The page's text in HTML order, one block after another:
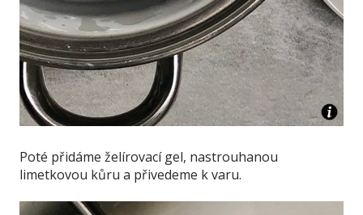
Poté přidáme želírovací gel, nastrouhanou
limetkovou kůru a přivedeme k varu.